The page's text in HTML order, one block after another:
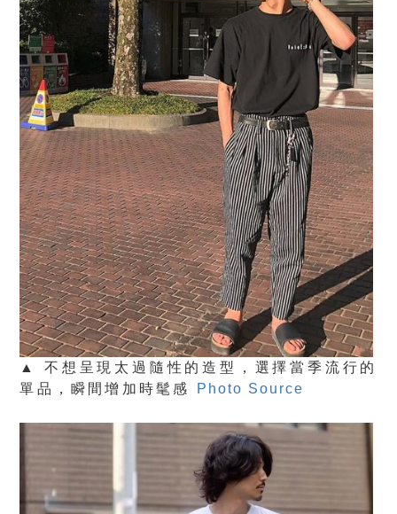
▲ 不想呈現太過隨性的造型，選擇當季流行的
單品，瞬間增加時髦感
Photo Source